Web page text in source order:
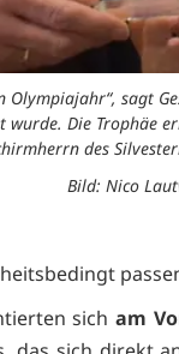
sagt
Die
des
Bild: Nico
sich am